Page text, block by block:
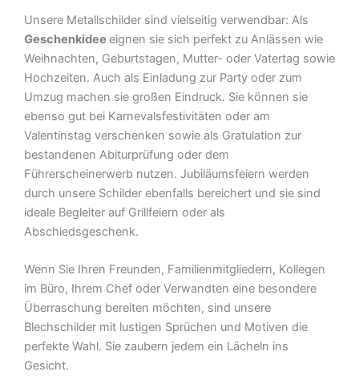
Unsere Metallschilder sind vielseitig verwendbar: Als
Geschenkidee eignen sie sich perfekt zu Anlässen wie
Weihnachten, Geburtstagen, Mutter- oder Vatertag sowie
Hochzeiten. Auch als Einladung zur Party oder zum
Umzug machen sie großen Eindruck. Sie können sie
ebenso gut bei Karnevalsfestivitäten oder am
Valentinstag verschenken sowie als Gratulation zur
bestandenen Abiturprüfung oder dem
Führerscheinerwerb nutzen. Jubiläumsfeiern werden
durch unsere Schilder ebenfalls bereichert und sie sind
ideale Begleiter auf Grillfeiern oder als
Abschiedsgeschenk.
Wenn Sie Ihren Freunden, Familienmitgliedern, Kollegen
im Büro, Ihrem Chef oder Verwandten eine besondere
Überraschung bereiten möchten, sind unsere
Blechschilder mit lustigen Sprüchen und Motiven die
perfekte Wahl. Sie zaubern jedem ein Lächeln ins
Gesicht.